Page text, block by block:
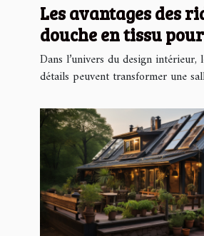
Les avantages des
douche en tissu
de bain moderne
Dans l’univers du design intérieur,
détails peuvent transformer une